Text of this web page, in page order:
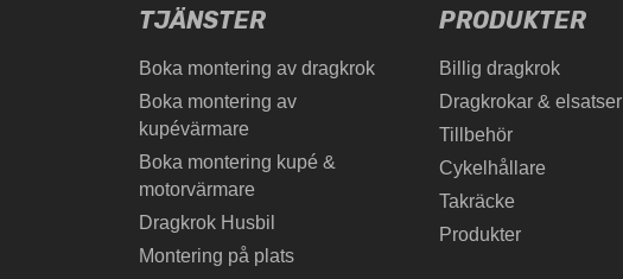
TJÄNSTER
Boka montering av dragkrok
Boka montering av
kupévärmare
Boka montering kupé &
motorvärmare
Dragkrok Husbil
Montering på plats
PRODUKTER
Billig dragkrok
Dragkrokar & elsatser
Tillbehör
Cykelhållare
Takräcke
Produkter